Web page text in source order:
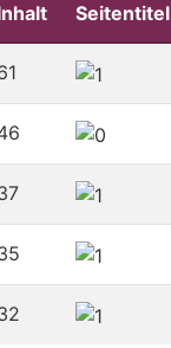
Seitentitel